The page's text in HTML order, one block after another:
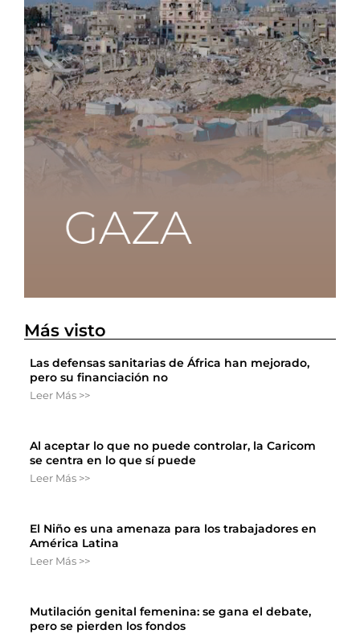
Más visto
Las defensas sanitarias de África han mejorado,
pero su financiación no
Leer Más >>
Al aceptar lo que no puede controlar, la Caricom
se centra en lo que sí puede
Leer Más >>
El Niño es una amenaza para los trabajadores en
América Latina
Leer Más >>
Mutilación genital femenina: se gana el debate,
pero se pierden los fondos